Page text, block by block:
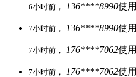
6小时前， 136****8990使
7小时前， 136****8990使
7小时前， 176****7062使
7小时前， 176****7062使